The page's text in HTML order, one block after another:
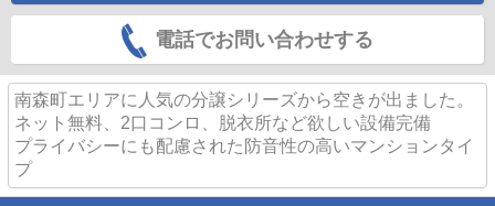
電話でお問い合わせする
南森町エリアに人気の分譲シリーズから空きが出ました。
ネット無料、2口コンロ、脱衣所など欲しい設備完備
プライバシーにも配慮された防音性の高いマンションタイ
プ